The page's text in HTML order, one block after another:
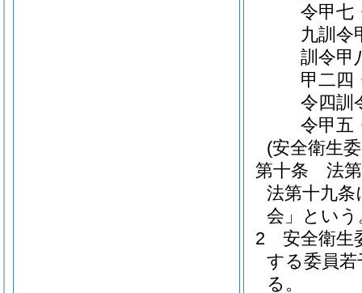
令甲七
九訓令
訓令甲
甲二四
令四訓
令甲五
(安全衛生
第十条
法
法第十九条
会」という
2
安全衛生
する委員
る。